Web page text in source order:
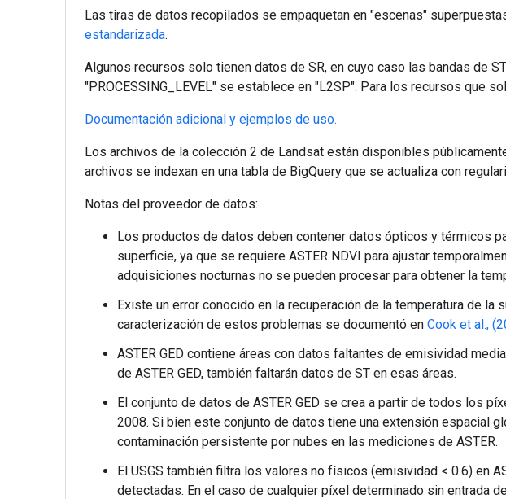
Las tiras de datos recopilados se empaquetan en "escenas"
estandarizada.
Algunos recursos solo tienen datos de SR, en cuyo caso las bandas de
"PROCESSING_LEVEL" se establece en "L2SP". Para los recursos que
Documentación adicional y ejemplos de uso.
Los archivos de la colección 2 de Landsat están disponibles
archivos se indexan en una tabla de BigQuery que se actualiza con
Notas del proveedor de datos:
Los productos de datos deben contener datos ópticos y térmicos
superficie, ya que se requiere ASTER NDVI para ajustar
adquisiciones nocturnas no se pueden procesar para obtener la
Existe un error conocido en la recuperación de la temperatura de
caracterización de estos problemas se documentó en Cook et al.,
ASTER GED contiene áreas con datos faltantes de emisividad
de ASTER GED, también faltarán datos de ST en esas áreas.
El conjunto de datos de ASTER GED se crea a partir de todos los
2008. Si bien este conjunto de datos tiene una extensión espacial
contaminación persistente por nubes en las mediciones de ASTER.
El USGS también filtra los valores no físicos (emisividad < 0.6) en
detectadas. En el caso de cualquier píxel determinado sin entrada